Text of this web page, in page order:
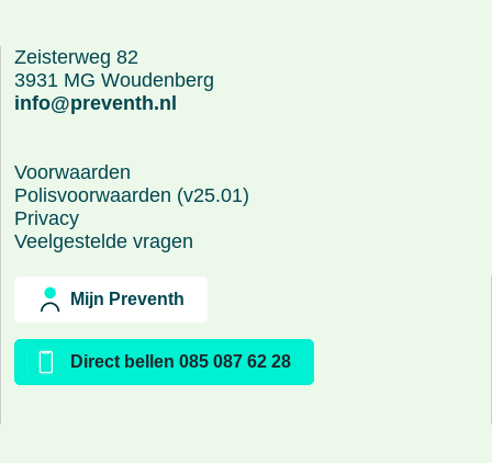
Zeisterweg 82
3931 MG Woudenberg
info@preventh.nl
Voorwaarden
Polisvoorwaarden (v25.01)
Privacy
Veelgestelde vragen
Mijn Preventh
Direct bellen 085 087 62 28